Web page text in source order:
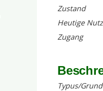
Zustand
Heutige
Zugang
Typus/